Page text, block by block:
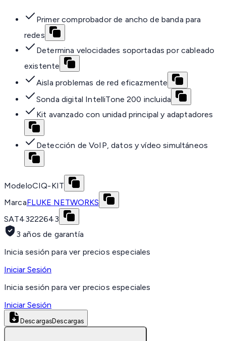
Primer comprobador de ancho de banda para
redes
Determina velocidades soportadas por cableado
existente
Aisla problemas de red eficazmente
Sonda digital IntelliTone 200 incluida
Kit avanzado con unidad principal y adaptadores
Detección de VoIP, datos y vídeo simultáneos
ModeloCIQ-KIT
MarcaFLUKE NETWORKS
SAT43222643
3 años de garantía
Inicia sesión para ver precios especiales
Iniciar Sesión
Inicia sesión para ver precios especiales
Iniciar Sesión
DescargasDescargas